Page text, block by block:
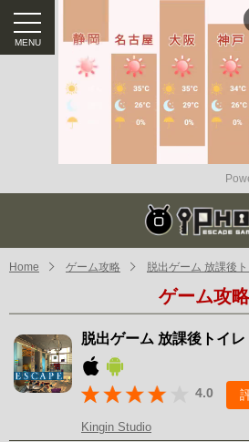
Home ゲーム攻略 脱出ゲーム 放課後
ゲーム攻略
脱出ゲーム 放課後トイレ
4.0
Kingin Studio